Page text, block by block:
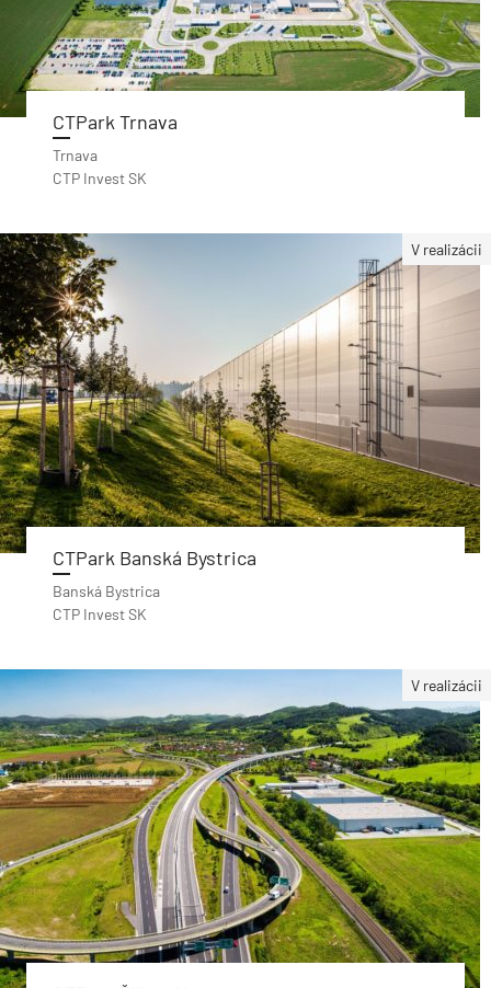
CTPark Trnava
Trnava
CTP Invest SK
V realizácii
CTPark Banská Bystrica
Banská Bystrica
CTP Invest SK
V realizácii